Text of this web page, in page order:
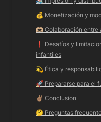
💰 Monetización y
🫶🏼 Colaboración entre
❗️ Desafíos y
infantiles
💫 Ética y
🚀 Prepararse para el
✌🏽 Conclusion
🤔 Preguntas